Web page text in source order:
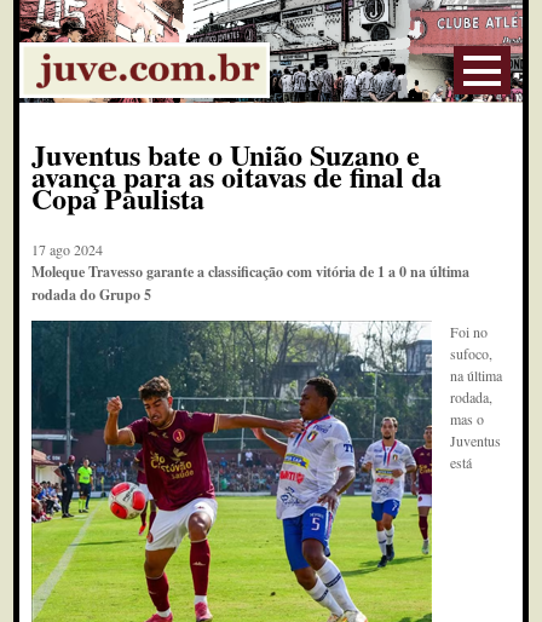
Juventus bate o União Suzano e
avança para as oitavas de final da
Copa Paulista
17 ago 2024
Moleque Travesso garante a classificação com vitória de 1 a 0 na última
rodada do Grupo 5
Foi no
sufoco,
na última
rodada,
mas o
Juventus
está